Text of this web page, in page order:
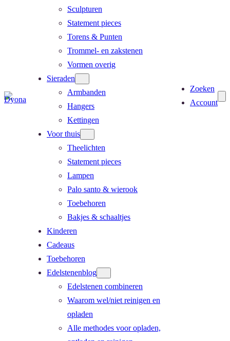
Sculpturen
Statement pieces
Torens & Punten
Trommel- en zakstenen
Vormen overig
Sieraden
Armbanden
Hangers
Kettingen
Voor thuis
Theelichten
Statement pieces
Lampen
Palo santo & wierook
Toebehoren
Bakjes & schaaltjes
Kinderen
Cadeaus
Toebehoren
Edelstenenblog
Edelstenen combineren
Waarom wel/niet reinigen en
opladen
Alle methodes voor opladen,
Zoeken
Account